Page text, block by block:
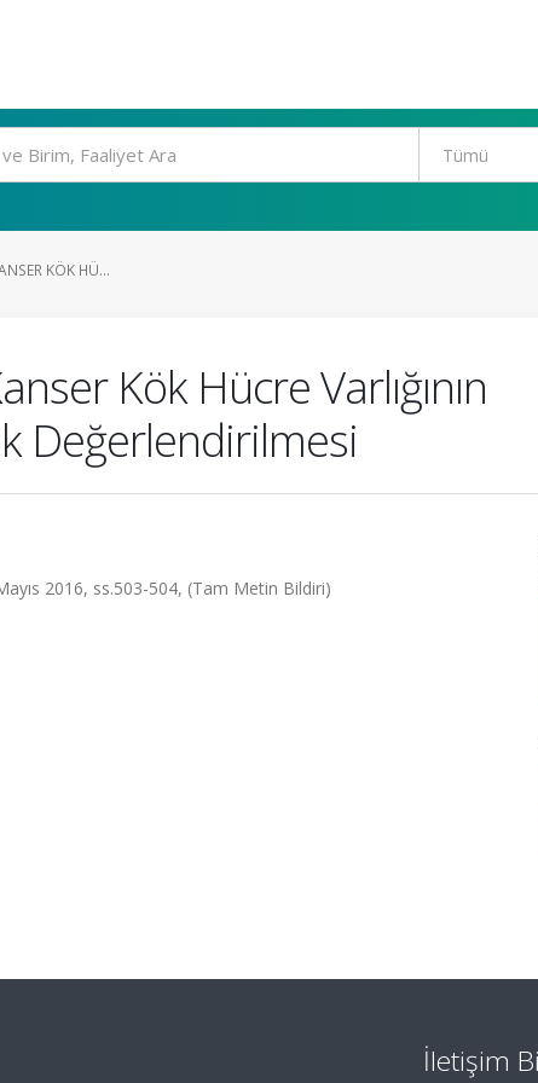
KÖK HÜ...
Kök Hücre Varlığının
Değerlendirilmesi
2016, ss.503-504, (Tam Metin Bildiri)
İletişim